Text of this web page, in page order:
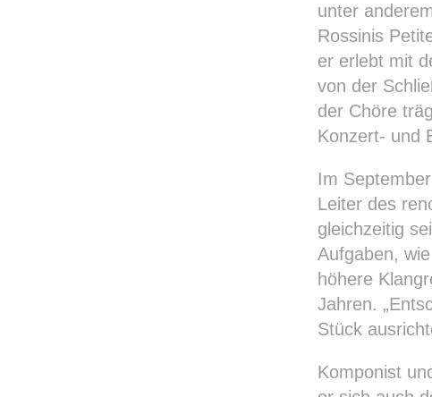
unter
Rossinis
er erlebt mit
von der
der Chöre
Konzert- und
Im
Leiter des
gleichzeitig
Aufgaben,
höhere
Jahren.
Stück
Komponist